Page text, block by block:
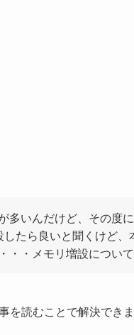
多いんだけど、その度
たら良いと聞くけど、
・・メモリ増設につい
を読むことで解決できま